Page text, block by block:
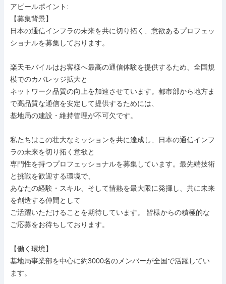
アピールポイント:
【募集背景】
日本の通信インフラの未来を共に切り拓く、意欲あるプロフェッ
ショナルを募集しております。
楽天モバイルはお客様へ最高の通信体験を提供するため、全国規
模でのカバレッジ拡大と
ネットワーク品質の向上を加速させています。都市部から地方ま
で高品質な通信を安定して提供するためには、
基地局の建設・維持管理が不可欠です。
私たちはこの壮大なミッションを共に達成し、日本の通信インフ
ラの未来を切り拓く意欲と
専門性を持つプロフェッショナルを募集しています。最先端技術
と挑戦を歓迎する環境で、
あなたの経験・スキル、そして情熱を最大限に発揮し、共に未来
を創造する仲間として
ご活躍いただけることを期待しています。 皆様からの積極的な
ご応募をお待ちしております。
【働く環境】
基地局事業部を中心に約3000名のメンバーが全国で活躍してい
ます。